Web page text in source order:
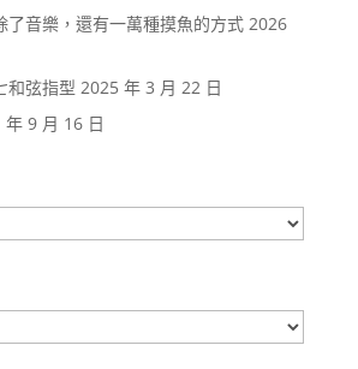
了音樂，還有一萬種摸魚的方式 2026
和弦指型 2025 年 3 月 22 日
年 9 月 16 日